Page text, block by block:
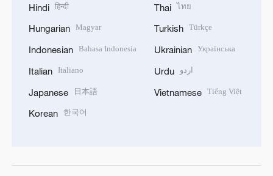
Hindi हिन्दी
Hungarian Magyar
Indonesian Bahasa Indonesia
Italian Italiano
Japanese 日本語
Korean 한국어
Thai ไทย
Turkish Türkçe
Ukrainian Українська
Urdu اردو
Vietnamese Tiếng Việt